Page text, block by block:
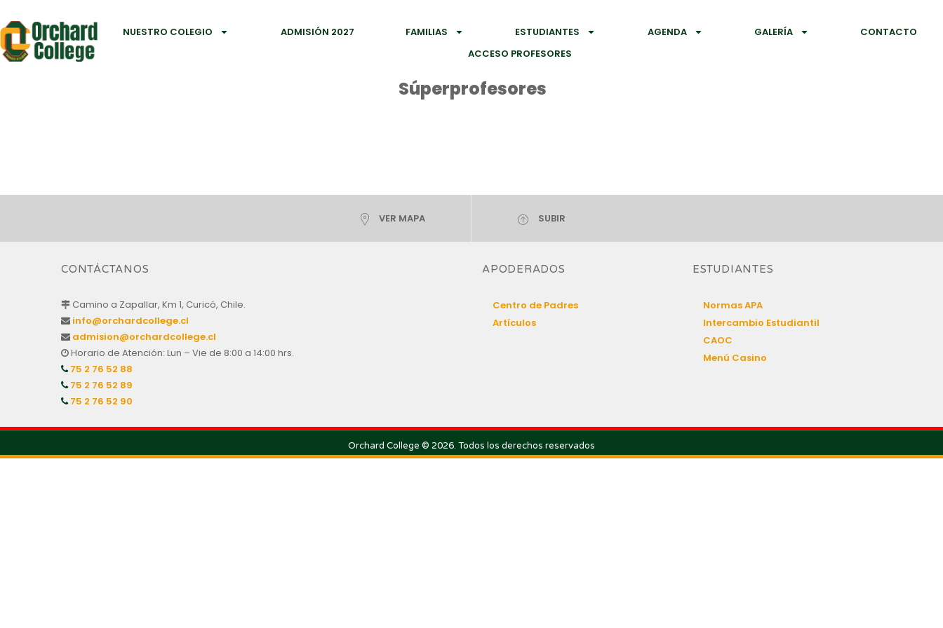
NUESTRO COLEGIO ADMISIÓN 2027 FAMILIAS ESTUDIANTES AGENDA GALERÍA
CONTACTO
ACCESO PROFESORES
Súperprofesores
VER MAPA SUBIR
CONTÁCTANOS
Camino a Zapallar, Km 1, Curicó, Chile.
info@orchardcollege.cl
admision@orchardcollege.cl
Horario de Atención: Lun – Vie de 8:00 a 14:00 hrs.
75 2 76 52 88
75 2 76 52 89
75 2 76 52 90
APODERADOS
Centro de Padres
Artículos
ESTUDIANTES
Normas APA
Intercambio Estudiantil
CAOC
Menú Casino
Orchard College © 2026. Todos los derechos reservados